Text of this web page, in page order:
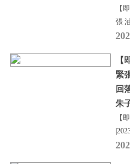
【
張
【
緊
回
朱
【